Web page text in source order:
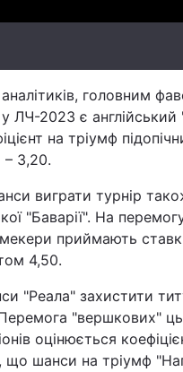
Вакансії
головним
ЛЧ-2023 є
на тріумф
– 3,20.
виграти турнір
"Баварії". На
приймають
4,50.
"Реала" захистити
"вершкових"
оцінюється
що шанси на тріумф